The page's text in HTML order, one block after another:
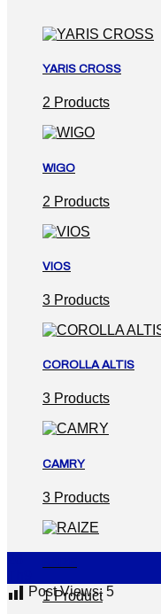
YARIS CROSS
2 Products
WIGO
2 Products
VIOS
3 Products
COROLLA ALTIS
3 Products
CAMRY
3 Products
1 Product
Post Views: 5